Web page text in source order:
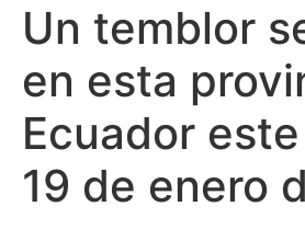
Un temblor
en esta
Ecuador
19 de enero